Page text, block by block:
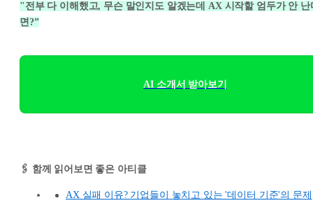
"전부 다 이해했고, 무슨 말인지도 알겠는데 AX 시작할 엄두가 안 난
면?”
AI 소개서 받아보기
🖇️ 함께 읽어보면 좋은 아티클
AX 실패 이유? 기업들이 놓치고 있는 '데이터 기준'의 문제